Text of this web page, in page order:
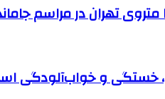
خستگی و خواب‌آلودگی